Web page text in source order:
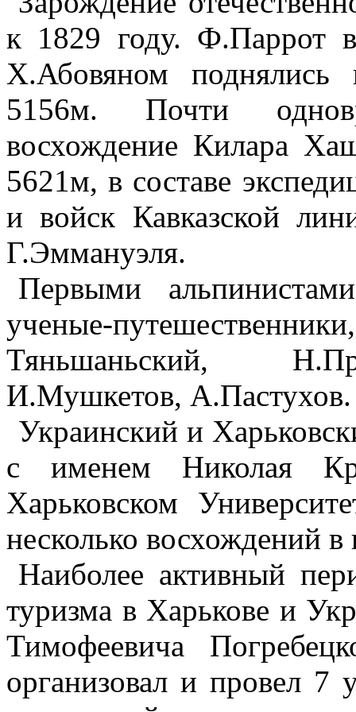
к 1829 году. Ф.Паррот
Х.Абовяном
5156м. Почти
восхождение Килара
5621м, в составе
и войск Кавказской
Г.Эммануэля.
Первыми
ученые-
Тяньшаньский,
И.Мушкетов, А.Пастухов.
Украинский и
с именем Николая
Харьковском
несколько восхождений
Наиболее активный
туризма в Харькове и
Тимофеевича
организовал и провел 7